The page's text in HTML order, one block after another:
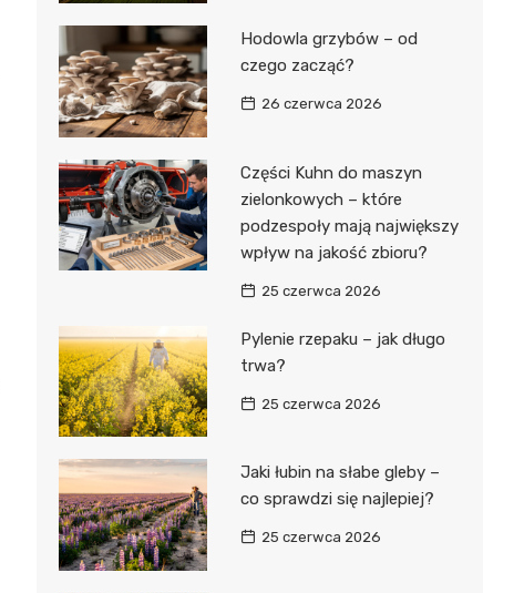
Hodowla grzybów – od
czego zacząć?
26 czerwca 2026
Części Kuhn do maszyn
zielonkowych – które
podzespoły mają największy
wpływ na jakość zbioru?
25 czerwca 2026
Pylenie rzepaku – jak długo
trwa?
25 czerwca 2026
Jaki łubin na słabe gleby –
co sprawdzi się najlepiej?
25 czerwca 2026